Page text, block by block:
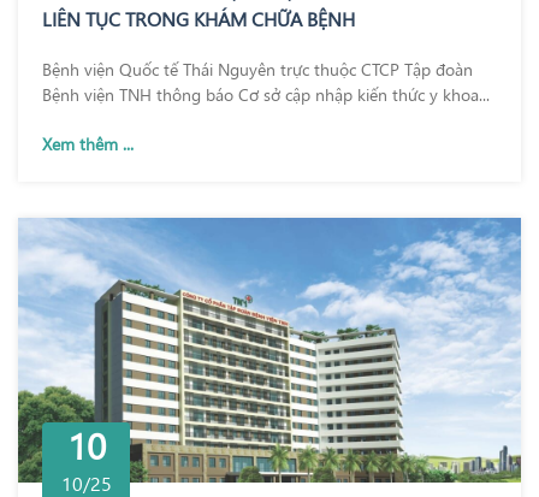
LIÊN TỤC TRONG KHÁM CHỮA BỆNH
Bệnh viện Quốc tế Thái Nguyên trực thuộc CTCP Tập đoàn
Bệnh viện TNH thông báo Cơ sở cập nhập kiến thức y khoa...
Xem thêm ...
10
10/25